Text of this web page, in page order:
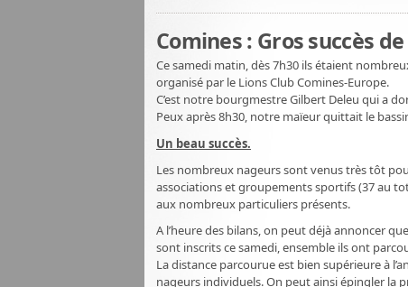
Comines : Gros succès
Ce samedi matin, dès 7h30 ils étaient
organisé par le Lions Club Comines-Europe.
C’est notre bourgmestre Gilbert Deleu qui a
Peux après 8h30, notre maïeur quittait le
Un beau succès.
Les nombreux nageurs sont venus très tôt
associations et groupements sportifs (37 au
aux nombreux particuliers présents.
A l’heure des bilans, on peut déjà annoncer
sont inscrits ce samedi, ensemble ils ont
La distance parcourue est bien supérieure à
nageurs individuels. On peut ainsi épingler la